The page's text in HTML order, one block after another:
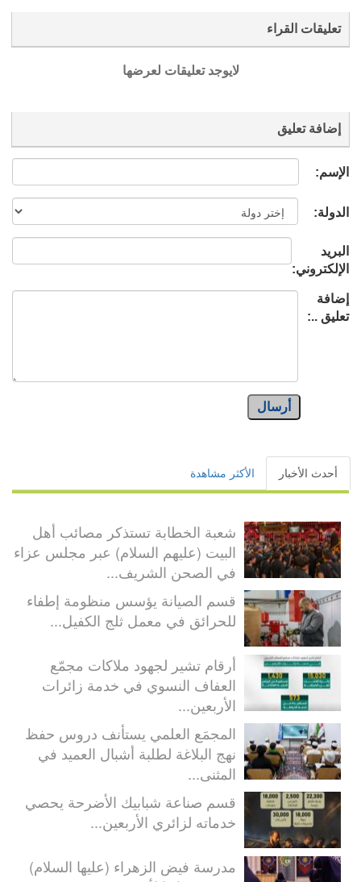
تعليقات القراء
لايوجد تعليقات لعرضها
إضافة تعليق
الإسم:
الدولة:
البريد
الإلكتروني:
إضافة
تعليق ..:
أرسال
أحدث الأخبار الأكثر مشاهدة
شعبة الخطابة تستذكر مصائب أهل
البيت (عليهم السلام) عبر مجلس عزاء
في الصحن الشريف...
قسم الصيانة يؤسس منظومة إطفاء
للحرائق في معمل ثلج الكفيل...
أرقام تشير لجهود ملاكات مجمّع
العفاف النسوي في خدمة زائرات
الأربعين...
المجمَع العلمي يستأنف دروس حفظ
نهج البلاغة لطلبة أشبال العميد في
المثنى...
قسم صناعة شبابيك الأضرحة يحصي
خدماته لزائري الأربعين...
مدرسة فيض الزهراء (عليها السلام)